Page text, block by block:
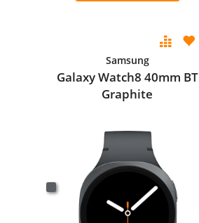
Samsung
Galaxy Watch8 40mm BT
Graphite